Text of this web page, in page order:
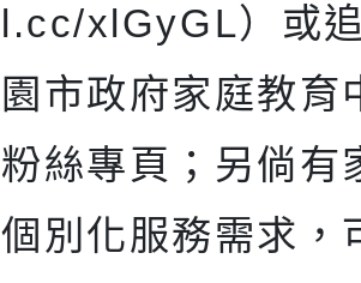
l.cc/xlGyGL）或
園市政府家庭教育
粉絲專頁；另倘有
個別化服務需求，